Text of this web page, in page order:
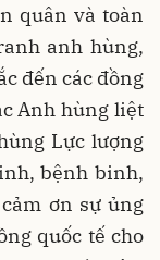
quân và toàn
anh hùng,
đến các đồng
Anh hùng liệt
Lựclượng
bệnh binh,
ơn sự ủng
quốc tế cho